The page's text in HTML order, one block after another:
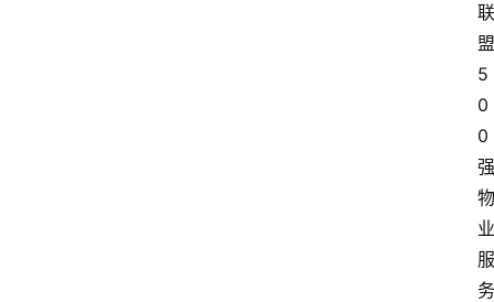
联
盟
5
0
0
强
物
业
服
务